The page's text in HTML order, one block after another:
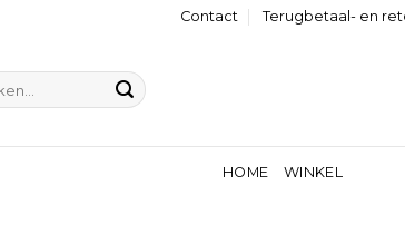
Contact Terugbetaal- en
HOME WINKEL